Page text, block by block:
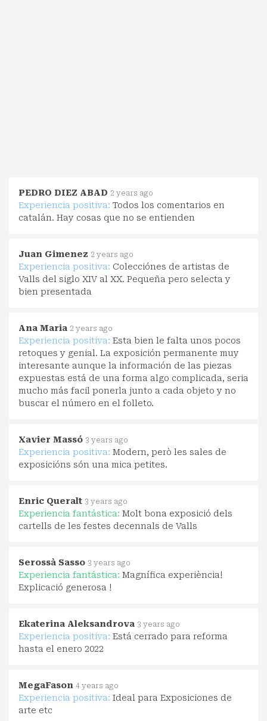
PEDRO DIEZ ABAD 2 years ago
Experiencia positiva: Todos los comentarios en
catalán. Hay cosas que no se entienden
Juan Gimenez 2 years ago
Experiencia positiva: Colecciónes de artistas de
Valls del siglo XIV al XX. Pequeña pero selecta y
bien presentada
Ana Maria 2 years ago
Experiencia positiva: Esta bien le falta unos pocos
retoques y genial. La exposición permanente muy
interesante aunque la información de las piezas
expuestas está de una forma algo complicada, seria
mucho más facil ponerla junto a cada objeto y no
buscar el número en el folleto.
Xavier Massó 3 years ago
Experiencia positiva: Modern, però les sales de
exposicións són una mica petites.
Enric Queralt 3 years ago
Experiencia fantástica: Molt bona exposició dels
cartells de les festes decennals de Valls
Serossà Sasso 3 years ago
Experiencia fantástica: Magnífica experiència!
Explicació generosa !
Ekaterina Aleksandrova 3 years ago
Experiencia positiva: Está cerrado para reforma
hasta el enero 2022
MegaFason 4 years ago
Experiencia positiva: Ideal para Exposiciones de
arte etc